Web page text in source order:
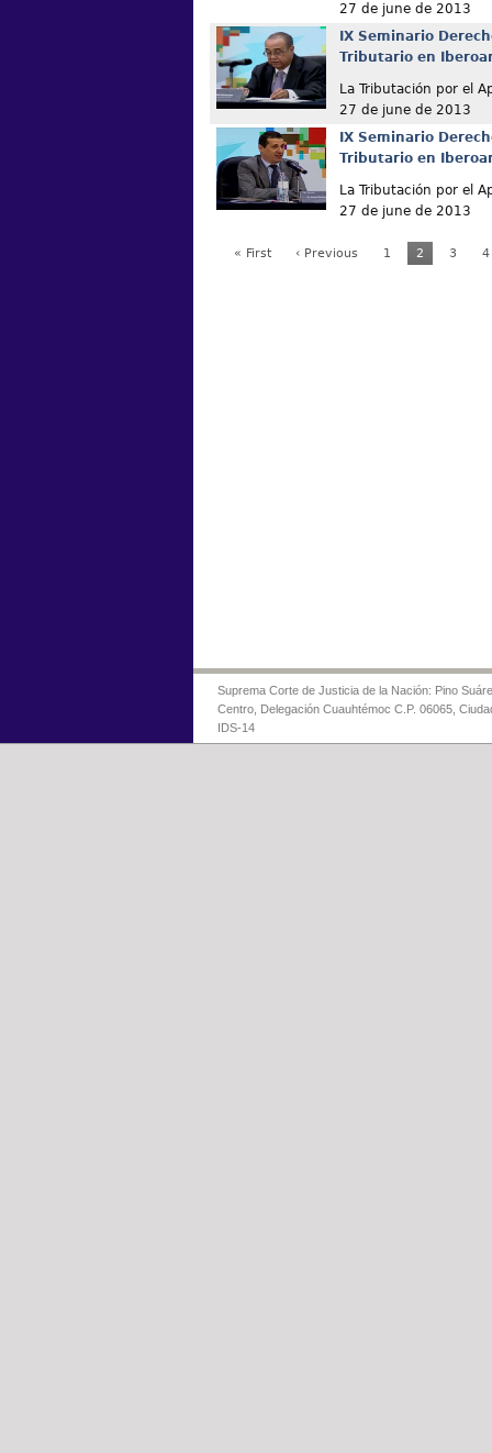
27 de june de 2013
IX Seminario
Tributario en
La Tributación por el
27 de june de 2013
IX Seminario
Tributario en
La Tributación por el
27 de june de 2013
« First ‹ Previous 1 2 3 4
Suprema Corte de Justicia de la Nación: Pino
Centro, Delegación Cuauhtémoc C.P. 06065,
IDS-14